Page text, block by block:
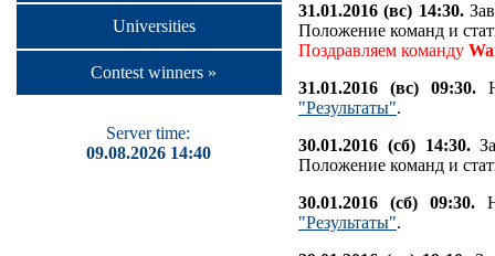
Universities
Contest winners »
Server time:
09.08.2026 14:40
31.01.2016 (вс) 14:30.
Положение команд и
Поздравляем команду
31.01.2016 (вс) 09:30.
"Результаты".
30.01.2016 (сб) 14:30.
Положение команд и
30.01.2016 (сб) 09:30.
"Результаты".